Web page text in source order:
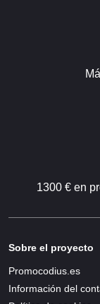
1300 € en
Sobre el proyecto
Promocodius.es
Información del